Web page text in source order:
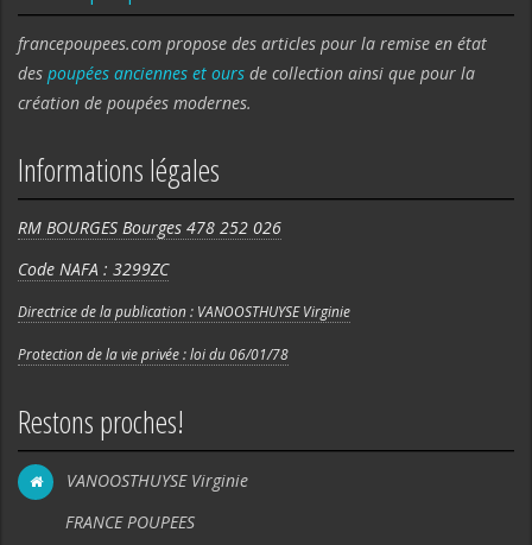
francepoupees.com propose des articles pour la remise en état
des poupées anciennes et ours de collection ainsi que pour la
création de poupées modernes.
Informations légales
RM BOURGES Bourges 478 252 026
Code NAFA : 3299ZC
Directrice de la publication : VANOOSTHUYSE Virginie
Protection de la vie privée : loi du 06/01/78
Restons proches!
VANOOSTHUYSE Virginie
FRANCE POUPEES